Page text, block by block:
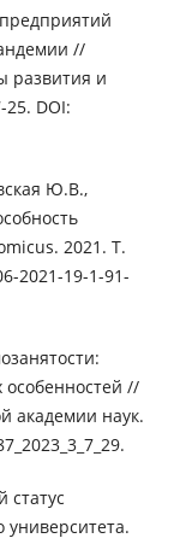
//
развития и
DOI:
Ю.В.,
2021. Т.
2021-19-1-91-
особенностей //
академии наук.
университета.